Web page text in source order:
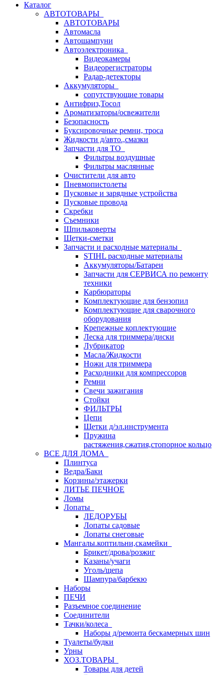
Каталог
АВТОТОВАРЫ
АВТОТОВАРЫ
Автомасла
Автошампуни
Автоэлектроника
Видеокамеры
Видеорегистраторы
Радар-детекторы
Аккумуляторы
сопутствующие товары
Антифриз,Тосол
Ароматизаторы/освежители
Безопасность
Буксировочные ремни, троса
Жидкости д/авто.,смазки
Запчасти для ТО
Фильтры воздушные
Фильтры маслянные
Очистители для авто
Пневмопистолеты
Пусковые и зарядные устройства
Пусковые провода
Скребки
Съемники
Шпильковерты
Щетки-сметки
Запчасти и расходные материалы
STIHL расходные материалы
Аккумуляторы/Батареи
Запчасти для СЕРВИСА по ремонту
техники
Карбюраторы
Комплектующие для бензопил
Комплектующие для сварочного
оборудования
Крепежные коплектующие
Леска для триммера/диски
Лубрикатор
Масла/Жидкости
Ножи для триммера
Расходники для компрессоров
Ремни
Свечи зажигания
Стойки
ФИЛЬТРЫ
Цепи
Щетки д/эл.инструмента
Пружина
растяжения,сжатия,стопорное кольцо
ВСЕ ДЛЯ ДОМА
Плинтуса
Ведра/Баки
Корзины/этажерки
ЛИТЬЕ ПЕЧНОЕ
Ломы
Лопаты
ЛЕДОРУБЫ
Лопаты садовые
Лопаты снеговые
Мангалы.коптильни,скамейки
Брикет/дрова/розжиг
Казаны/учаги
Уголь/щепа
Шампура/барбекю
Наборы
ПЕЧИ
Разъемное соединение
Соединители
Тачки/колеса
Наборы д/ремонта бескамерных шин
Туалеты/будки
Урны
ХОЗ.ТОВАРЫ
Товары для детей